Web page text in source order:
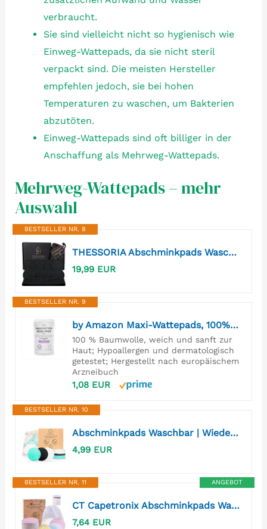
verbraucht.
Sie sind vielleicht nicht so hygienisch wie
Einweg-Wattepads, da sie nicht steril
verpackt sind. Die meisten Hersteller
empfehlen jedoch, sie bei hohen
Temperaturen zu waschen, um Bakterien
abzutöten.
Einweg-Wattepads sind oft billiger in der
Anschaffung als Mehrweg-Wattepads.
Mehrweg-Wattepads – mehr
Auswahl
BESTSELLER NR. 8
THESSORIA Abschminkpads Waschbar & Wiederverwendbar|Komplettes Abschminkset
19,99 EUR
BESTSELLER NR. 9
by Amazon Maxi-Wattepads, 100% Baumwolle, 50 Stück
100 % Baumwolle, weich und sanft zur
Haut; Hypoallergen und dermatologisch
getestet; Hergestellt nach europäischem
Arzneibuch
1,08 EUR
BESTSELLER NR. 10
Abschminkpads Waschbar | Wiederverwendbare Wattepads | Abschminktücher Waschbar Bambus | Gesichtsreinigung für alle Hauttypen | Set aus 15 Wattepads Wiederverwendbar mit Wäschenetz
4,99 EUR
ANGEBOT
BESTSELLER NR. 11
CT Capetronix Abschminkpads Waschbar, 16 Stück+2*Wäschesack，Wiederverwendbare Wattepads aus Bambus und Baumwolle, Nachhaltig Weich & Schonend Abschminkpads für alle Hauttypen
7,64 EUR